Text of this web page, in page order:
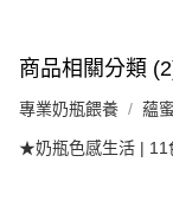
商品相關分類
專業奶瓶餵養 蘊
★奶瓶色感生活 | 11